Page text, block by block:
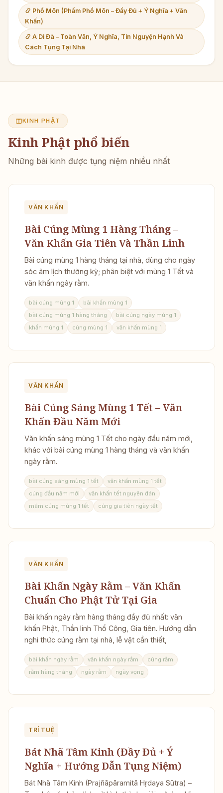
📿 Phổ Môn (Phẩm Phổ Môn – Đầy Đủ + Ý Nghĩa + Văn
Khấn)
📿 A Di Đà – Toàn Văn, Ý Nghĩa, Tín Nguyện Hạnh Và
Cách Tụng Tại Nhà
KINH PHẬT
Kinh Phật phổ biến
Những bài kinh được tụng niệm nhiều nhất
VĂN KHẤN
Bài Cúng Mùng 1 Hàng Tháng –
Văn Khấn Gia Tiên Và Thần Linh
Bài cúng mùng 1 hàng tháng tại nhà, dùng cho ngày
sóc âm lịch thường kỳ; phân biệt với mùng 1 Tết và
văn khấn ngày rằm.
bài cúng mùng 1
bài khấn mùng 1
bài cúng mùng 1 hàng tháng
bài cúng ngày mùng 1
khấn mùng 1
cúng mùng 1 văn khấn mùng 1
VĂN KHẤN
Bài Cúng Sáng Mùng 1 Tết – Văn
Khấn Đầu Năm Mới
Văn khấn sáng mùng 1 Tết cho ngày đầu năm mới,
khác với bài cúng mùng 1 hàng tháng và văn khấn
ngày rằm.
bài cúng sáng mùng 1 tết
văn khấn mùng 1 tết
cúng đầu năm mới
văn khấn tết nguyên đán
mâm cúng mùng 1 tết
cúng gia tiên ngày tết
VĂN KHẤN
Bài Khấn Ngày Rằm – Văn Khấn
Chuẩn Cho Phật Tử Tại Gia
Bài khấn ngày rằm hàng tháng đầy đủ nhất: văn
khấn Phật, Thần linh Thổ Công, Gia tiên. Hướng dẫn
nghi thức cúng rằm tại nhà, lễ vật cần thiết,
bài khấn ngày rằm văn khấn ngày rằm
cúng rằm
rằm hàng tháng
ngày rằm ngày vọng
TRÍ TUỆ
Bát Nhã Tâm Kinh (Đầy Đủ + Ý
Nghĩa + Hướng Dẫn Tụng Niệm)
Bát Nhã Tâm Kinh (Prajñāpāramitā Hṛdaya Sūtra) –